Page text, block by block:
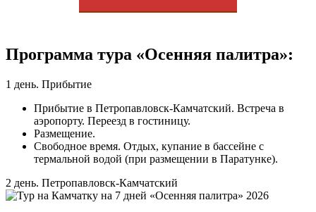
Программа тура «Осенняя палитра»:
1 день. Прибытие
Прибытие в Петропавловск-Камчатский. Встреча в
аэропорту. Переезд в гостиницу.
Размещение.
Свободное время. Отдых, купание в бассейне с
термальной водой (при размещении в Паратунке).
2 день. Петропавловск-Камчатский